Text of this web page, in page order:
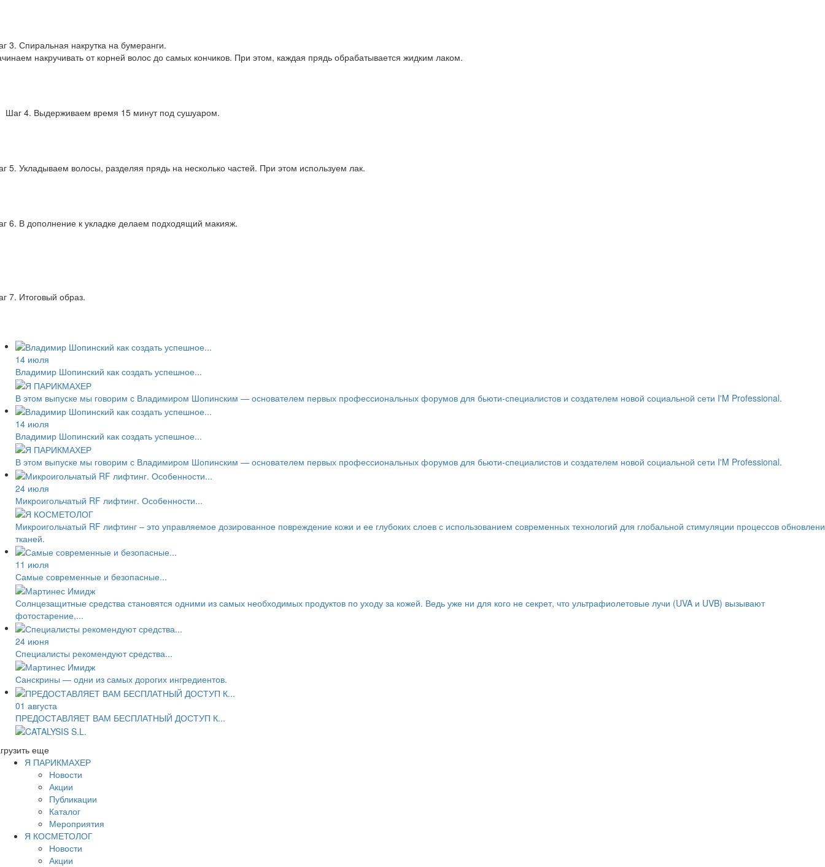
3. Спиральная накрутка на бумеранги.
накручивать от корней волос до самых кончиков. При этом, каждая прядь обрабатывается жидким лаком.
4. Выдерживаем время 15 минут под сушуаром.
5. Укладываем волосы, разделяя прядь на несколько частей. При этом используем лак.
6. В дополнение к укладке делаем подходящий макияж.
7. Итоговый образ.
14 июля
Владимир Шопинский как создать успешное...
В этом выпуске мы говорим с Владимиром Шопинским — основателем первых профессиональных форумов для бьюти-специалистов и создателем новой социальной сети I'M Professional.
14 июля
Владимир Шопинский как создать успешное...
В этом выпуске мы говорим с Владимиром Шопинским — основателем первых профессиональных форумов для бьюти-специалистов и создателем новой социальной сети I'M Professional.
24 июля
Микроигольчатый RF лифтинг. Особенности...
Микроигольчатый RF лифтинг – это управляемое дозированное повреждение кожи и ее глубоких слоев с использованием современных технологий для глобальной стимуляции процессов
тканей.
11 июля
Самые современные и безопасные...
Солнцезащитные средства становятся одними из самых необходимых продуктов по уходу за кожей. Ведь уже ни для кого не секрет, что ультрафиолетовые лучи (UVA и UVB) вызывают
фотостарение,...
24 июня
Специалисты рекомендуют средства...
Санскрины — одни из самых дорогих ингредиентов.
01 августа
ПРЕДОСТАВЛЯЕТ ВАМ БЕСПЛАТНЫЙ ДОСТУП К...
еще
Я ПАРИКМАХЕР
Новости
Акции
Публикации
Каталог
Мероприятия
Я КОСМЕТОЛОГ
Новости
Акции